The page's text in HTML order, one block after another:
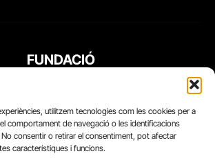
utilitzem tecnologies com les cookies per a
comportament de navegació o les identificacions
consentir o retirar el consentiment, pot afectar
característiques i funcions.
FUNDACIÓ